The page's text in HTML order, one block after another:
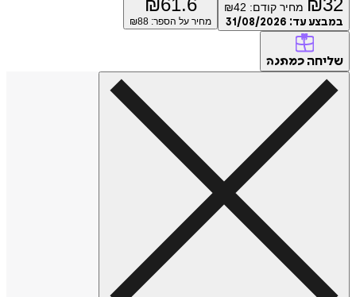
₪ מחיר קודם: ₪42
עד:31/08/2026
₪61.6
מחיר על הספר: ₪88
כמתנה